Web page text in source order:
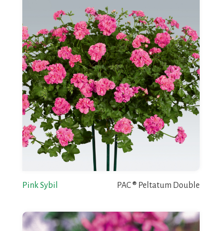
Pink Sybil PAC ® Peltatum Double